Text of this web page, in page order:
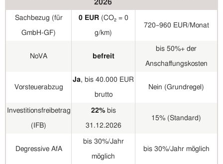
2026
Sachbezug (für
GmbH-GF)
0 EUR(CO₂ = 0
g/km)
720–960 EUR/Monat
NoVA befreit
bis 50%+ der
Anschaffungskosten
Vorsteuerabzug
Ja, bis 40.000 EUR
brutto
Nein (Grundregel)
Investitionsfreibetrag
(IFB)
22%bis
31.12.2026
15% (Standard)
Degressive AfA
bis 30%/Jahr
möglich
bis 30%/Jahr möglich